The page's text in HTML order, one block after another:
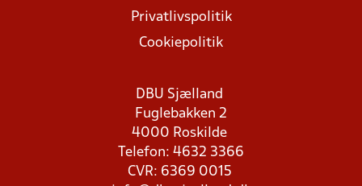
Privatlivspolitik
Cookiepolitik
DBU Sjælland
Fuglebakken 2
4000 Roskilde
Telefon: 4632 3366
CVR: 6369 0015